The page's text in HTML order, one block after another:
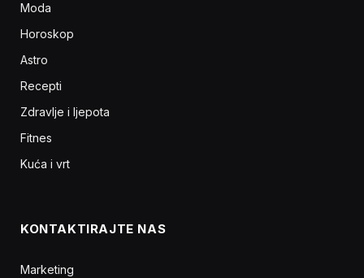
Moda
Horoskop
Astro
Recepti
Zdravlje i ljepota
Fitnes
Kuća i vrt
KONTAKTIRAJTE NAS
Marketing